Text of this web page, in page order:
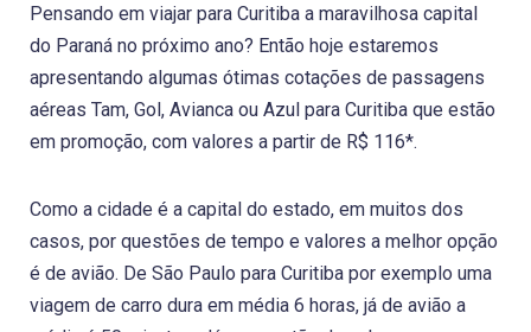
Pensando em viajar para Curitiba a maravilhosa capital
do Paraná no próximo ano? Então hoje estaremos
apresentando algumas ótimas cotações de passagens
aéreas Tam, Gol, Avianca ou Azul para Curitiba que estão
em promoção, com valores a partir de R$ 116*.
Como a cidade é a capital do estado, em muitos dos
casos, por questões de tempo e valores a melhor opção
é de avião. De São Paulo para Curitiba por exemplo uma
viagem de carro dura em média 6 horas, já de avião a